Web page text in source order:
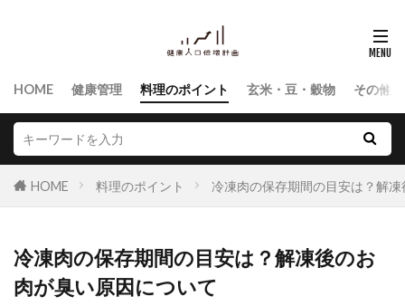
HOME 健康管理 料理のポイント 玄米・豆・穀物 その他
HOME 料理のポイント 冷凍肉の保存期間の目安は？解
冷凍肉の保存期間の目安は？解凍後のお
肉が臭い原因について